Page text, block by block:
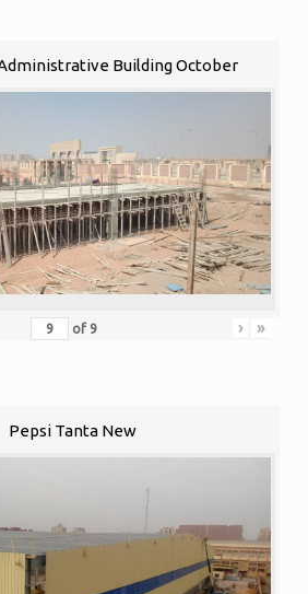
Building October
of 9 › »
Pepsi Tanta New